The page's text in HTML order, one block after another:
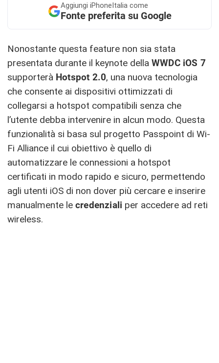
Aggiungi iPhoneItalia come
Fonte preferita su Google
Nonostante questa feature non sia stata
presentata durante il keynote della WWDC iOS 7
supporterà Hotspot 2.0, una nuova tecnologia
che consente ai dispositivi ottimizzati di
collegarsi a hotspot compatibili senza che
l’utente debba intervenire in alcun modo. Questa
funzionalità si basa sul progetto Passpoint di Wi-
Fi Alliance il cui obiettivo è quello di
automatizzare le connessioni a hotspot
certificati in modo rapido e sicuro, permettendo
agli utenti iOS di non dover più cercare e inserire
manualmente le credenziali per accedere ad reti
wireless.